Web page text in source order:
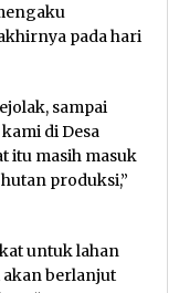
pada hari
sampai
di Desa
itu masih masuk
produksi,”
untuk lahan
berlanjut